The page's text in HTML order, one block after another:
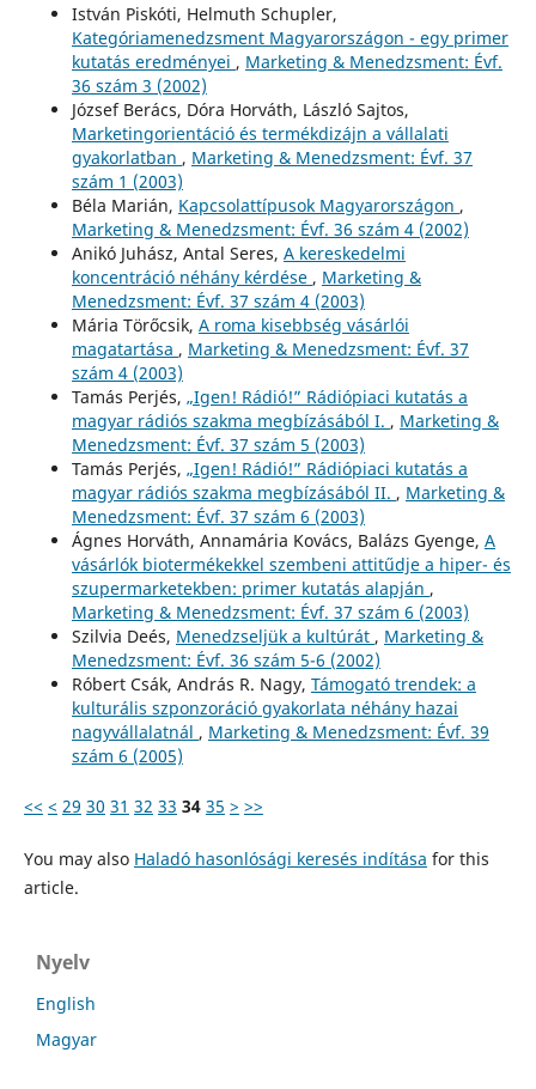
István Piskóti, Helmuth Schupler,
Kategóriamenedzsment Magyarországon - egy primer
kutatás eredményei , Marketing & Menedzsment: Évf.
36 szám 3 (2002)
József Berács, Dóra Horváth, László Sajtos,
Marketingorientáció és termékdizájn a vállalati
gyakorlatban , Marketing & Menedzsment: Évf. 37
szám 1 (2003)
Béla Marián, Kapcsolattípusok Magyarországon ,
Marketing & Menedzsment: Évf. 36 szám 4 (2002)
Anikó Juhász, Antal Seres, A kereskedelmi
koncentráció néhány kérdése , Marketing &
Menedzsment: Évf. 37 szám 4 (2003)
Mária Törőcsik, A roma kisebbség vásárlói
magatartása , Marketing & Menedzsment: Évf. 37
szám 4 (2003)
Tamás Perjés, „Igen! Rádió!” Rádiópiaci kutatás a
magyar rádiós szakma megbízásából I. , Marketing &
Menedzsment: Évf. 37 szám 5 (2003)
Tamás Perjés, „Igen! Rádió!” Rádiópiaci kutatás a
magyar rádiós szakma megbízásából II. , Marketing &
Menedzsment: Évf. 37 szám 6 (2003)
Ágnes Horváth, Annamária Kovács, Balázs Gyenge, A
vásárlók biotermékekkel szembeni attitűdje a hiper- és
szupermarketekben: primer kutatás alapján ,
Marketing & Menedzsment: Évf. 37 szám 6 (2003)
Szilvia Deés, Menedzseljük a kultúrát , Marketing &
Menedzsment: Évf. 36 szám 5-6 (2002)
Róbert Csák, András R. Nagy, Támogató trendek: a
kulturális szponzoráció gyakorlata néhány hazai
nagyvállalatnál , Marketing & Menedzsment: Évf. 39
szám 6 (2005)
<< < 29 30 31 32 33 34 35 > >>
You may also Haladó hasonlósági keresés indítása for this
article.
Nyelv
English
Magyar